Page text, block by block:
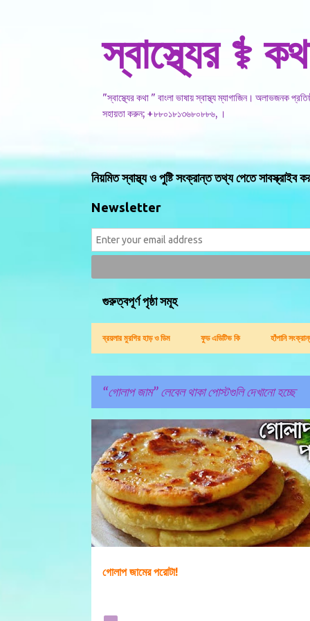
স্বাস্থ্যের ⚕️
"স্বাস্থ্যের কথা " বাংলা ভাষায় স্বাস্থ্য ম্যাগাজিন। অলাভজনক
সহায়তা করুন; +৮৮০১৮১৩৬৮০৮৮৬, ।
নিয়মিত স্বাস্থ্য ও পুষ্টি সংক্রান্ত তথ্য পেতে সাবস্ক্রাইব
Newsletter
গুরুত্বপূর্ণ পৃষ্ঠা সমূহ
ব্রয়লার মুরগির হাড় ও ডিম ফুড এডিটিভ কি হাঁপানি
গোলাপ জাম লেবেল থাকা পোস্টগুলি দেখানো হচ্ছে
পো
স্ট
গু
লি
গোলাপ জামের পরোটা!
খাদ্য ও পুষ্টি গোলাপ জাম